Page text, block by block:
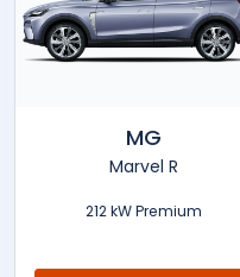
MG
Marvel R
212 kW Premium